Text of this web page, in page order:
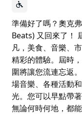
準備好了嗎？奧克
Beats) 又回來了！
凡，美食、音樂、
精彩的體驗。屆時
圍將讓您流連忘返
場音樂、各種活動
光。您可以早點帶
無論何時何地，都